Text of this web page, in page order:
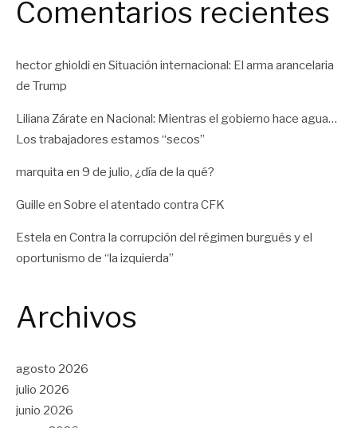
Comentarios recientes
hector ghioldi en Situación internacional: El arma arancelaria
de Trump
Liliana Zárate en Nacional: Mientras el gobierno hace agua…
Los trabajadores estamos “secos”
marquita en 9 de julio, ¿día de la qué?
Guille en Sobre el atentado contra CFK
Estela en Contra la corrupción del régimen burgués y el
oportunismo de “la izquierda”
Archivos
agosto 2026
julio 2026
junio 2026